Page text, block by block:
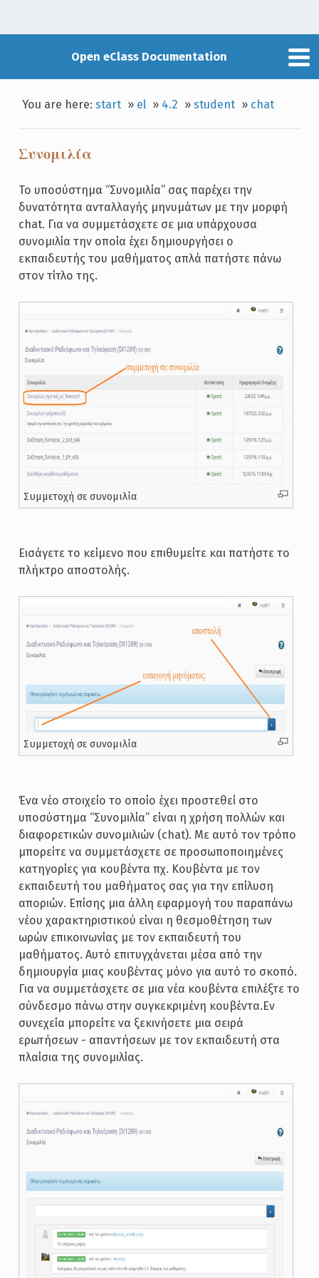
Open eClass Documentation
You are here:start » el » 4.2 »student » chat
Συνομιλία
Το υποσύστημα “Συνομιλία” σας παρέχει την
δυνατότητα ανταλλαγής μηνυμάτων με την μορφή
chat. Για να συμμετάσχετε σε μια υπάρχουσα
συνομιλία την οποία έχει δημιουργήσει ο
εκπαιδευτής του μαθήματος απλά πατήστε πάνω
στον τίτλο της.
Συμμετοχή σε συνομιλία
Εισάγετε το κείμενο που επιθυμείτε και πατήστε το
πλήκτρο αποστολής.
Συμμετοχή σε συνομιλία
Ένα νέο στοιχείο το οποίο έχει προστεθεί στο
υποσύστημα “Συνομιλία” είναι η χρήση πολλών και
διαφορετικών συνομιλιών (chat). Με αυτό τον τρόπο
μπορείτε να συμμετάσχετε σε προσωποποιημένες
κατηγορίες για κουβέντα πχ. Κουβέντα με τον
εκπαιδευτή του μαθήματος σας για την επίλυση
αποριών. Επίσης μια άλλη εφαρμογή του παραπάνω
νέου χαρακτηριστικού είναι η θεσμοθέτηση των
ωρών επικοινωνίας με τον εκπαιδευτή του
μαθήματος. Αυτό επιτυγχάνεται μέσα από την
δημιουργία μιας κουβέντας μόνο για αυτό το σκοπό.
Για να συμμετάσχετε σε μια νέα κουβέντα επιλέξτε το
σύνδεσμο πάνω στην συγκεκριμένη κουβέντα.Εν
συνεχεία μπορείτε να ξεκινήσετε μια σειρά
ερωτήσεων - απαντήσεων με τον εκπαιδευτή στα
πλαίσια της συνομιλίας.